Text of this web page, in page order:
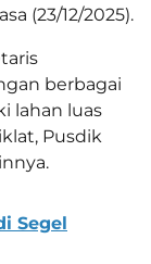
(23/12/2025).
berbagai
lahan luas
Pusdik
Segel